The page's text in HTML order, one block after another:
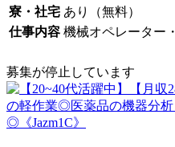
寮・社宅 あり（無料）
仕事内容 機械オペレーター
募集が停止しています